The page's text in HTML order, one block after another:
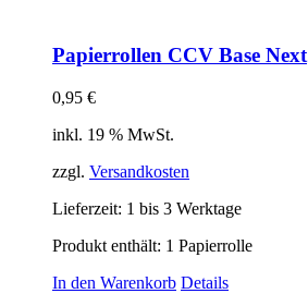
Papierrollen CCV Base Next
0,95 €
inkl. 19 % MwSt.
zzgl. Versandkosten
Lieferzeit: 1 bis 3 Werktage
Produkt enthält: 1 Papierrolle
In den Warenkorb Details